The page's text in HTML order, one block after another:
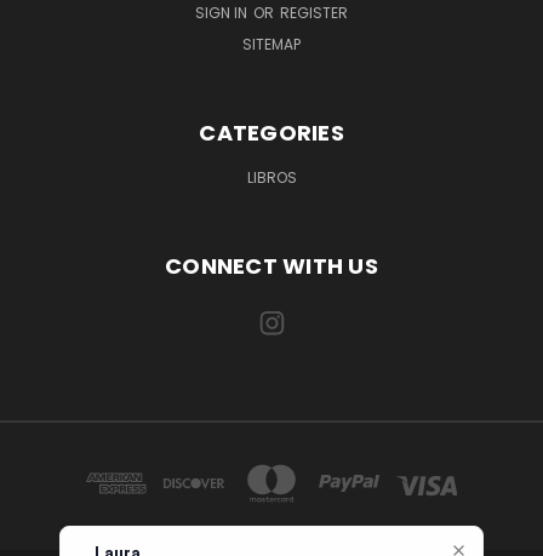
SIGN IN OR REGISTER
SITEMAP
CATEGORIES
LIBROS
CONNECT WITH US